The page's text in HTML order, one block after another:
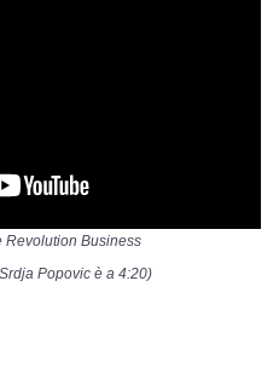
Revolution Business
Popovic è a 4:20)